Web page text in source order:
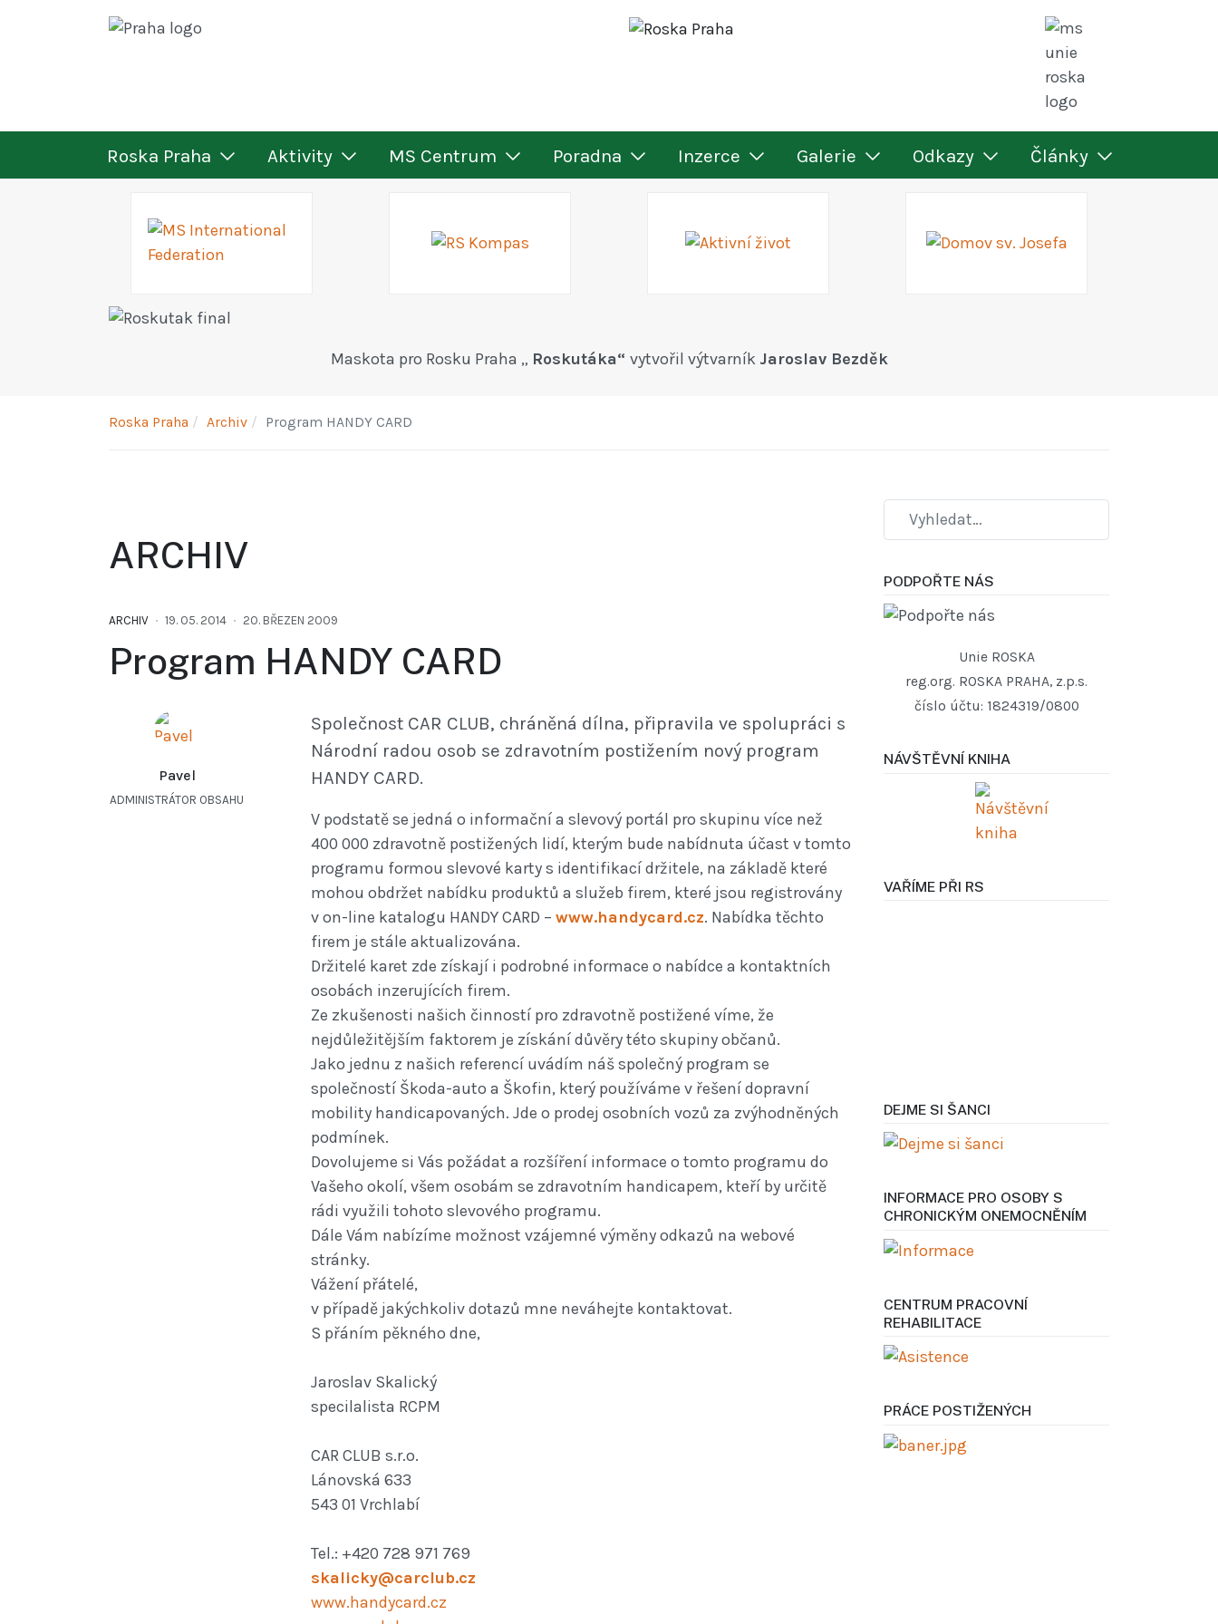
Roska Praha Aktivity MS Centrum Poradna Inzerce Galerie Odkazy Články
Maskota pro Rosku Praha „ Roskutáka“ vytvořil výtvarník Jaroslav Bezděk
Roska Praha Archiv Program HANDY CARD
ARCHIV
ARCHIV 19. 05. 2014 20. BŘEZEN 2009
Program HANDY CARD
Pavel
ADMINISTRÁTOR OBSAHU
Společnost CAR CLUB, chráněná dílna, připravila ve spolupráci s
Národní radou osob se zdravotním postižením nový program
HANDY CARD.
V podstatě se jedná o informační a slevový portál pro skupinu více než
400 000 zdravotně postižených lidí, kterým bude nabídnuta účast v tomto
programu formou slevové karty s identifikací držitele, na základě které
mohou obdržet nabídku produktů a služeb firem, které jsou registrovány
v on-line katalogu HANDY CARD – www.handycard.cz. Nabídka těchto
firem je stále aktualizována.
Držitelé karet zde získají i podrobné informace o nabídce a kontaktních
osobách inzerujících firem.
Ze zkušenosti našich činností pro zdravotně postižené víme, že
nejdůležitějším faktorem je získání důvěry této skupiny občanů.
Jako jednu z našich referencí uvádím náš společný program se
společností Škoda-auto a Škofin, který používáme v řešení dopravní
mobility handicapovaných. Jde o prodej osobních vozů za zvýhodněných
podmínek.
Dovolujeme si Vás požádat a rozšíření informace o tomto programu do
Vašeho okolí, všem osobám se zdravotním handicapem, kteří by určitě
rádi využili tohoto slevového programu.
Dále Vám nabízíme možnost vzájemné výměny odkazů na webové
stránky.
Vážení přátelé,
v případě jakýchkoliv dotazů mne neváhejte kontaktovat.
S přáním pěkného dne,
Jaroslav Skalický
specilalista RCPM
CAR CLUB s.r.o.
Lánovská 633
543 01 Vrchlabí
Tel.: +420 728 971 769
skalicky@carclub.cz
www.handycard.cz
PODPOŘTE NÁS
Unie ROSKA
reg.org. ROSKA PRAHA, z.p.s.
číslo účtu: 1824319/0800
NÁVŠTĚVNÍ KNIHA
VAŘÍME PŘI RS
DEJME SI ŠANCI
INFORMACE PRO OSOBY S
CHRONICKÝM ONEMOCNĚNÍM
CENTRUM PRACOVNÍ
REHABILITACE
PRÁCE POSTIŽENÝCH